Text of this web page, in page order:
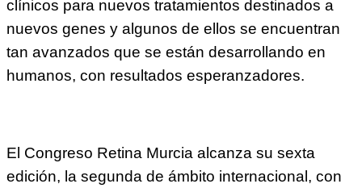
clínicos para nuevos tratamientos destinados a
nuevos genes y algunos de ellos se encuentran
tan avanzados que se están desarrollando en
humanos, con resultados esperanzadores.
El Congreso Retina Murcia alcanza su sexta
edición, la segunda de ámbito internacional, con